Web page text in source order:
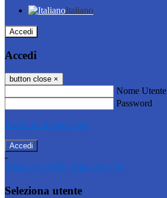
Italiano
Accedi
Accedi
button close ×
Nome Utente
Password
Password dimenticata?
-
Entra con SPID Entra con CIE
Seleziona utente